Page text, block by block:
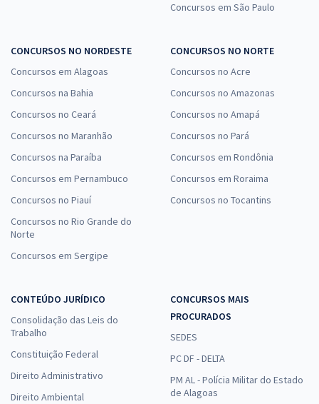
Concursos em São Paulo
CONCURSOS NO NORDESTE
Concursos em Alagoas
Concursos na Bahia
Concursos no Ceará
Concursos no Maranhão
Concursos na Paraíba
Concursos em Pernambuco
Concursos no Piauí
Concursos no Rio Grande do
Norte
Concursos em Sergipe
CONCURSOS NO NORTE
Concursos no Acre
Concursos no Amazonas
Concursos no Amapá
Concursos no Pará
Concursos em Rondônia
Concursos em Roraima
Concursos no Tocantins
CONTEÚDO JURÍDICO
Consolidação das Leis do
Trabalho
Constituição Federal
Direito Administrativo
Direito Ambiental
CONCURSOS MAIS
PROCURADOS
SEDES
PC DF - DELTA
PM AL - Polícia Militar do Estado
de Alagoas